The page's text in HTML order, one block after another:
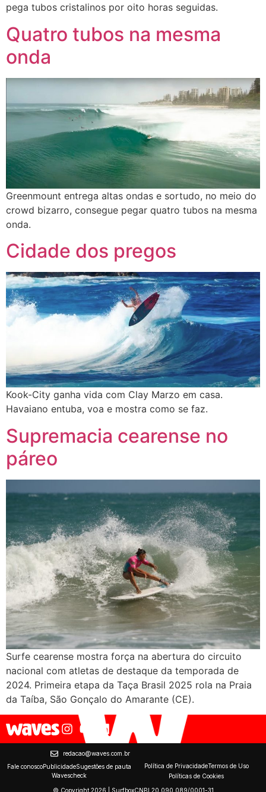
pega tubos cristalinos por oito horas seguidas.
Quatro tubos na mesma
onda
Greenmount entrega altas ondas e sortudo, no meio do
crowd bizarro, consegue pegar quatro tubos na mesma
onda.
Cidade dos pregos
Kook-City ganha vida com Clay Marzo em casa.
Havaiano entuba, voa e mostra como se faz.
Supremacia cearense no
páreo
Surfe cearense mostra força na abertura do circuito
nacional com atletas de destaque da temporada de
2024. Primeira etapa da Taça Brasil 2025 rola na Praia
da Taíba, São Gonçalo do Amarante (CE).
redacao@waves.com.br
Fale conoscoPublicidadeSugestões de pauta
Wavescheck
Política de PrivacidadeTermos de Uso
Políticas de Cookies
© Copyright 2026 | SurfboxCNPJ 20.090.089/0001-31